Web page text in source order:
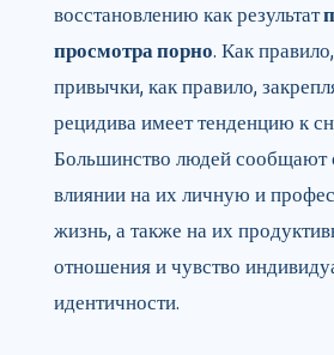
восстановлению как результат
просмотра порно. Как
привычки, как правило,
рецидива имеет тенденцию к
Большинство людей сообщают
влиянии на их личную и
жизнь, а также на их
отношения и чувство
идентичности.